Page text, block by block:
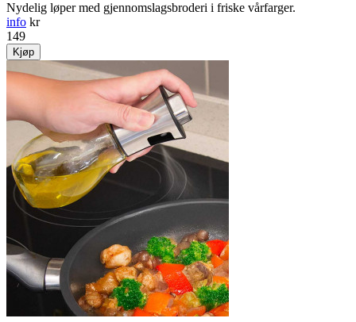
Nydelig løper med gjennomslagsbroderi i friske vårfarger.
info kr
149
Kjøp